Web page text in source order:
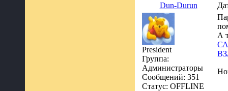
Dun-Durun
President
Группа:
Администраторы
Сообщений: 351
Статус: OFFLINE
А